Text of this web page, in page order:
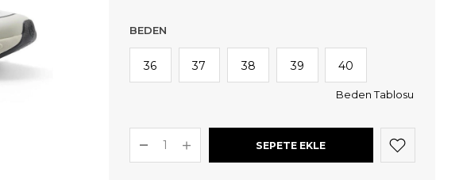
BEDEN
36 37 38 39 40
Beden Tablosu